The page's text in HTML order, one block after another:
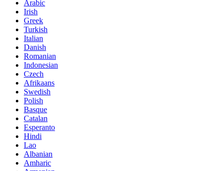
Arabic
Irish
Greek
Turkish
Italian
Danish
Romanian
Indonesian
Czech
Afrikaans
Swedish
Polish
Basque
Catalan
Esperanto
Hindi
Lao
Albanian
Amharic